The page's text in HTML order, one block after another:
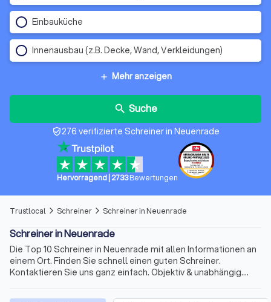
Einbauküche
Innenausbau (z.B. Decke, Wand, Verkleidungen)
add Mehr anzeigen
search Suche
verified_user276 verifizierte Schreiner in Neuenrade
Hervorragend| 2733 Bewertungen
Trustlocal arrow_forward_ios Schreiner arrow_forward_ios Schreiner in Neuenrade
Schreiner in Neuenrade
Die Top 10 Schreiner in Neuenrade mit allen Informationen an
einem Ort. Finden Sie schnell einen guten Schreiner.
Kontaktieren Sie uns ganz einfach. Objektiv & unabhängig.